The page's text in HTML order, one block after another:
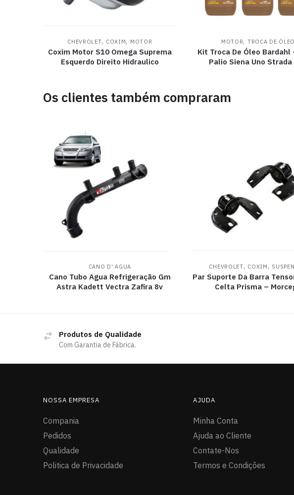
CHEVROLET, COXIM, MOTOR
Coxim Motor S10 Omega Suprema
Esquerdo Direito Hidraulico
MOTOR, TROCA DE ÓLEO
Kit Troca De Óleo Bardahl
Palio Siena Uno Strada
Os clientes também compraram
CANO D' AGUA
Cano Tubo Agua Refrigeração Gm
Astra Kadett Vectra Zafira 8v
CHEVROLET, COXIM,
Par Suporte Da Barra
Celta Prisma –
Produtos de Qualidade
Com Garantia de Fábrica.
NOSSA EMPRESA
Compania
Pedidos
Qualidade
Politica de Privacidade
AJUDA
Minha Conta
Ajuda ao Cliente
Contate-Nos
Termos e Condições